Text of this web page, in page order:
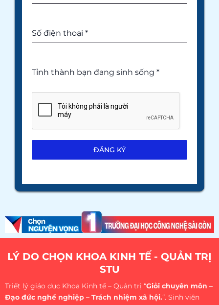
Số điện thoại *
Tỉnh thành bạn đang sinh sống *
ĐĂNG KÝ
LÝ DO CHỌN KHOA KINH TẾ - QUẢN TRỊ
STU
Triết lý giáo dục Khoa Kinh tế – Quản trị “Giỏi chuyên môn –
Đạo đức nghề nghiệp – Trách nhiệm xã hội.“. Sinh viên